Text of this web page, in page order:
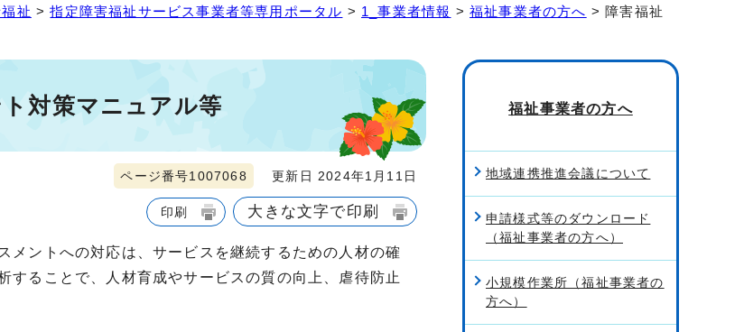
祉 >指定障害福祉サービス事業者等専用ポータル > 1_事業者情報 >福祉事業者の方へ > 障害福祉
対策マニュアル等
ページ番号1007068 更新日 2024年1月11日
印刷 大きな文字で印刷
メントへの対応は、サービスを継続するための人材の確
ることで、人材育成やサービスの質の向上、虐待防止
福祉事業者の方へ
地域連携推進会議について
申請様式等のダウンロード
（福祉事業者の方へ）
小規模作業所（福祉事業者の
方へ）